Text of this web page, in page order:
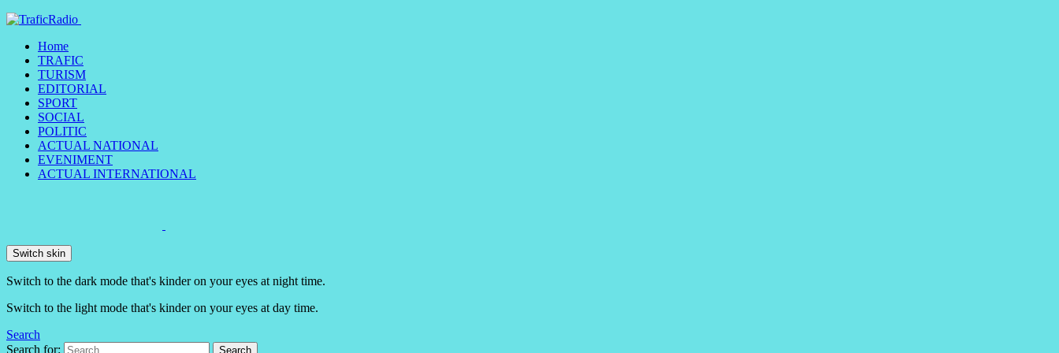
Home
TRAFIC
TURISM
EDITORIAL
SPORT
SOCIAL
POLITIC
ACTUAL NATIONAL
EVENIMENT
ACTUAL INTERNATIONAL
Switch skin
Switch to the dark mode that's kinder on your eyes at night time.
Switch to the light mode that's kinder on your eyes at day time.
Search
Search for:
Search